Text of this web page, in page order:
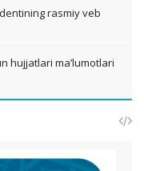
rasmiy veb
hujjatlari ma’lumotlari